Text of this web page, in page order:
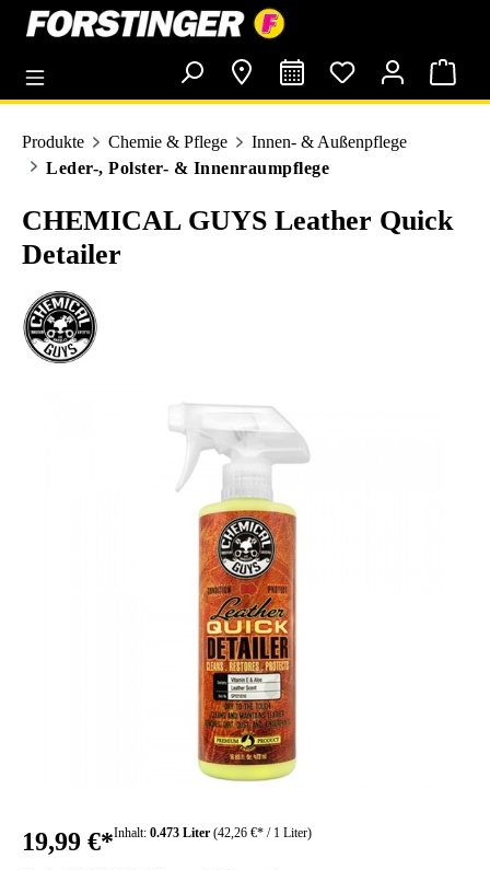
springen
Produkte Chemie & Pflege
Innen- & Außenpflege
Leder-, Polster- & Innenraumpflege
CHEMICAL GUYS Leather Quick
Detailer
Bildergalerie überspringen
19,99 €*Inhalt: 0.473 Liter (42,26 €* / 1 Liter)